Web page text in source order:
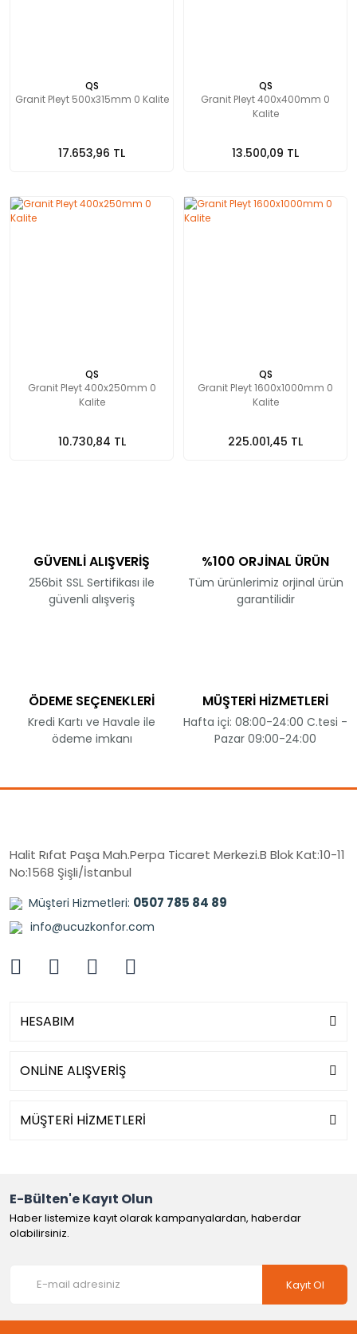
QS
Granit Pleyt 500x315mm 0 Kalite
17.653,96 TL
QS
Granit Pleyt 400x400mm 0
Kalite
13.500,09 TL
QS
Granit Pleyt 400x250mm 0
Kalite
10.730,84 TL
QS
Granit Pleyt 1600x1000mm 0
Kalite
225.001,45 TL
GÜVENLİ ALIŞVERİŞ
256bit SSL Sertifikası ile
güvenli alışveriş
%100 ORJİNAL ÜRÜN
Tüm ürünlerimiz orjinal ürün
garantilidir
ÖDEME SEÇENEKLERİ
Kredi Kartı ve Havale ile
ödeme imkanı
MÜŞTERİ HİZMETLERİ
Hafta içi: 08:00-24:00 C.tesi -
Pazar 09:00-24:00
Halit Rıfat Paşa Mah.Perpa Ticaret Merkezi.B Blok Kat:10-11
No:1568 Şişli/İstanbul
Müşteri Hizmetleri: 0507 785 84 89
info@ucuzkonfor.com
HESABIM
ONLİNE ALIŞVERİŞ
MÜŞTERİ HİZMETLERİ
E-Bülten'e Kayıt Olun
Haber listemize kayıt olarak kampanyalardan, haberdar
olabilirsiniz.
Kayıt Ol